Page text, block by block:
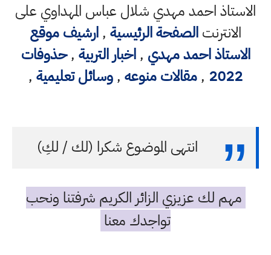
الاستاذ احمد مهدي شلال عباس المهداوي على
الانترنتالصفحة الرئيسية ,ارشيف موقع
الاستاذ احمد مهدي ,اخبار التربية ,حذوفات
2022
,مقالات منوعه ,وسائل تعليمية ,
انتهى الموضوع شكرا (لك / لكِ)
مهم لك عزيزي الزائر الكريم شرفتنا ونحب
تواجدك معنا